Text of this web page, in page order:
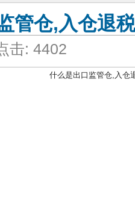
管仓,入仓退
击: 4402